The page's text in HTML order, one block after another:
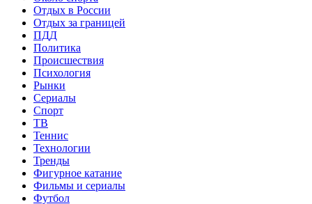
Отдых в России
Отдых за границей
ПДД
Политика
Происшествия
Психология
Рынки
Сериалы
Спорт
ТВ
Теннис
Технологии
Тренды
Фигурное катание
Фильмы и сериалы
Футбол